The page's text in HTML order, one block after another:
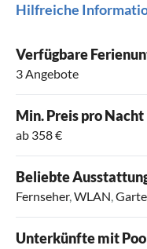
Hilfreiche
Verfügbare
3 Angebote
Min. Preis pro Nacht
ab 358 €
Beliebte
Fernseher,WLAN,
Unterkünfte mit